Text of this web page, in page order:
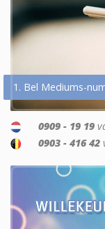
1. Bel Mediums-
0909 - 19 19
0903 - 416 42